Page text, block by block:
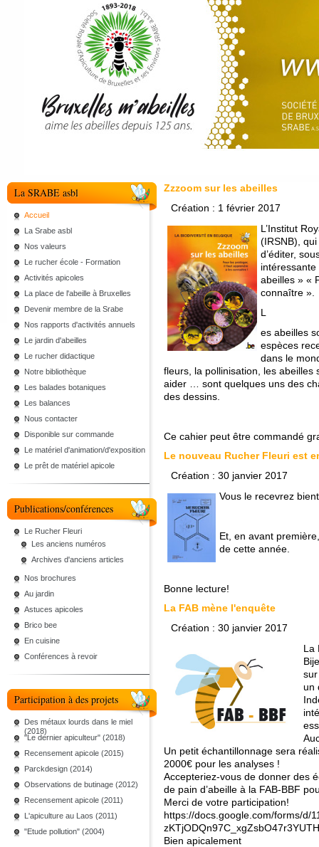
La SRABE asbl
Accueil
La Srabe asbl
Nos valeurs
Le rucher école - Formation
Activités apicoles
La place de l'abeille à Bruxelles
Devenir membre de la Srabe
Nos rapports d'activités annuels
Le jardin d'abeilles
Le rucher didactique
Notre bibliothèque
Les balades botaniques
Les balances
Nous contacter
Disponible sur commande
Le matériel d'animation/d'exposition
Le prêt de matériel apicole
Publications/conférences
Le Rucher Fleuri
Les anciens numéros
Archives d'anciens articles
Nos brochures
Au jardin
Astuces apicoles
Brico bee
En cuisine
Conférences à revoir
Participation à des projets
Des métaux lourds dans le miel
(2018)
"Le dernier apiculteur" (2018)
Recensement apicole (2015)
Parckdesign (2014)
Observations de butinage (2012)
Recensement apicole (2011)
L'apiculture au Laos (2011)
"Etude pollution" (2004)
Zzzoom sur les abeilles
Création : 1 février 2017
L’Institut
(IRSNB),
d’éditer,
abeilles » «
connaître ».
L
es abeilles
espèces
dans le
fleurs, la pollinisation, les abeilles
aider … sont quelques uns des
des dessins.
Ce cahier peut être commandé
Le nouveau Rucher Fleuri est
Création : 30 janvier 2017
Vous le recevrez
Et, en avant
de cette année.
Bonne lecture!
La FAB mène l'enquête
Création : 30 janvier 2017
La
un
Un petit échantillonnage sera
2000€ pour les analyses !
Accepteriez-vous de donner des
de pain d’abeille à la FAB-BBF
Merci de votre participation!
https://docs.google.com/forms/d/
Bien apicalement